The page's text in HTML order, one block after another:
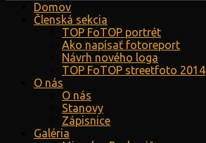
Domov
Členská sekcia
TOP FoTOP portrét
Ako napísať fotoreport
Návrh nového loga
TOP FoTOP streetfoto 2014
O nás
O nás
Stanovy
Zápisnice
Galéria